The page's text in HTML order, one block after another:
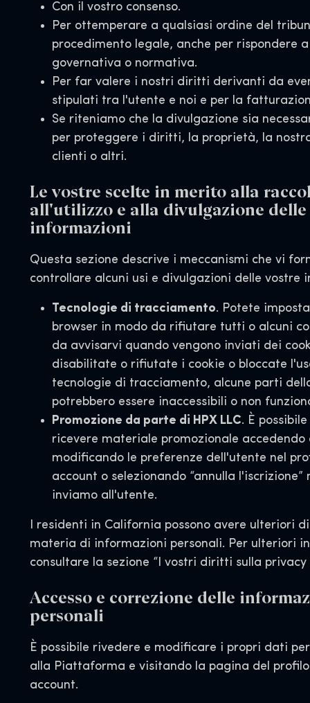
Con il vostro consenso.
Per ottemperare a qualsiasi ordine del
procedimento legale, anche per rispondere
governativa o normativa.
Per far valere i nostri diritti derivanti da
stipulati tra l'utente e noi e per la
Se riteniamo che la divulgazione sia
per proteggere i diritti, la proprietà, la
clienti o altri.
Le vostre scelte in merito alla
all'utilizzo e alla divulgazione
informazioni
Questa sezione descrive i meccanismi che vi
controllare alcuni usi e divulgazioni delle vostre
Tecnologie di tracciamento. Potete
browser in modo da rifiutare tutti o alcuni
da avvisarvi quando vengono inviati dei
disabilitate o rifiutate i cookie o bloccate
tecnologie di tracciamento, alcune parti
potrebbero essere inaccessibili o non
Promozione da parte di HPX LLC. È
ricevere materiale promozionale
modificando le preferenze dell'utente nel
account o selezionando “annulla l'iscrizione”
inviamo all'utente.
I residenti in California possono avere ulteriori
materia di informazioni personali. Per ulteriori
consultare la sezione “I vostri diritti sulla privacy
Accesso e correzione delle
personali
È possibile rivedere e modificare i propri dati
alla Piattaforma e visitando la pagina del
account.